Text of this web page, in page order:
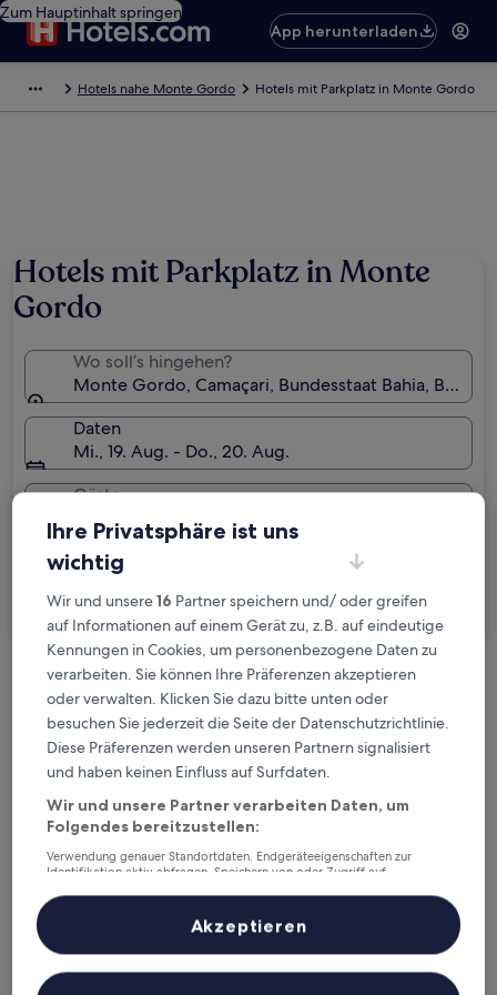
Zum Hauptinhalt springen
App herunterladen
Hotels nahe Monte Gordo Hotels mit Parkplatz in Monte Gordo
Hotels mit Parkplatz in Monte
Gordo
Wo soll’s hingehen?
Monte Gordo, Camaçari, Bundesstaat Bahia,
Daten
Mi., 19. Aug. - Do., 20. Aug.
Gäste
2 Reisende, 1 Zimmer
Ich reise geschäftlich
Suchen
Kostenlose Stornierung bei
Planänderungen
Verdiene Prämien für jede
wahrgenommene Übernachtung
Mehr sparen mit Preisen für Mitglieder
Überprüfe die Preise für diese Daten
Ihre Privatsphäre ist uns
wichtig
Wir und unsere16 Partner speichern und/ oder greifen
auf Informationen auf einem Gerät zu, z.B. auf eindeutige
Kennungen in Cookies, um personenbezogene Daten zu
verarbeiten. Sie können Ihre Präferenzen akzeptieren
oder verwalten. Klicken Sie dazu bitte unten oder
besuchen Sie jederzeit die Seite der Datenschutzrichtlinie.
Diese Präferenzen werden unseren Partnern signalisiert
und haben keinen Einfluss auf Surfdaten.
Wir und unsere Partner verarbeiten Daten, um
Folgendes bereitzustellen:
Verwendung genauer Standortdaten. Endgeräteeigenschaften zur
Identifikation aktiv abfragen. Speichern von oder Zugriff auf
Inhalte, Messung von Werbeleistung und der Performance von Inhalten,
Zielgruppenforschung sowie Entwicklung und Verbesserung von
Liste der Partner (Lieferanten)
Akzeptieren